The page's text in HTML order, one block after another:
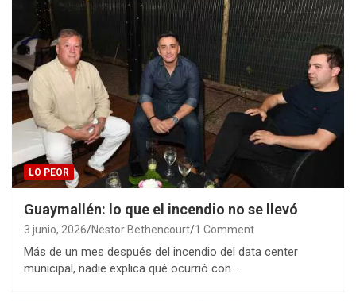
LO PEOR
Guaymallén: lo que el incendio no se llevó
3 junio, 2026 Nestor Bethencourt 1 Comment
Más de un mes después del incendio del data center
municipal, nadie explica qué ocurrió con…